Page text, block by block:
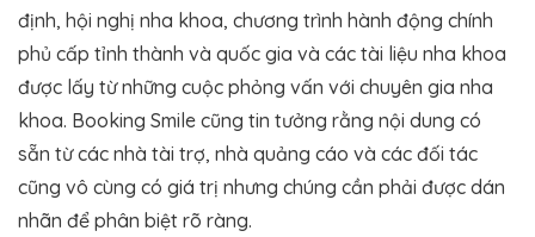
định, hội nghị nha khoa, chương trình hành động chính
phủ cấp tỉnh thành và quốc gia và các tài liệu nha khoa
được lấy từ những cuộc phỏng vấn với chuyên gia nha
khoa. Booking Smile cũng tin tưởng rằng nội dung có
sẵn từ các nhà tài trợ, nhà quảng cáo và các đối tác
cũng vô cùng có giá trị nhưng chúng cần phải được dán
nhãn để phân biệt rõ ràng.